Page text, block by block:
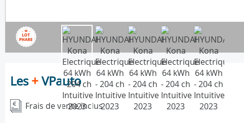
Les+VPauto
Frais de vente inclus